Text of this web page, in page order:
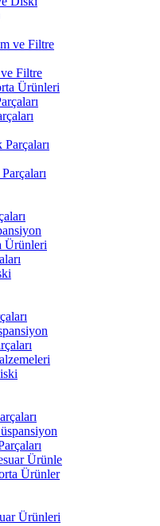
ve Filtre
Filtre
Ürünleri
Ürünleri
Ürünle
Ürünler
Ürünleri